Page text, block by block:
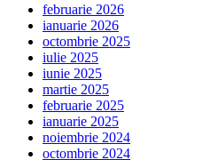
februarie 2026
ianuarie 2026
octombrie 2025
iulie 2025
iunie 2025
martie 2025
februarie 2025
ianuarie 2025
noiembrie 2024
octombrie 2024